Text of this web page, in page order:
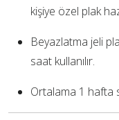
kişiye özel plak
Beyazlatma jeli
saat kullanılır.
Ortalama 1 hafta